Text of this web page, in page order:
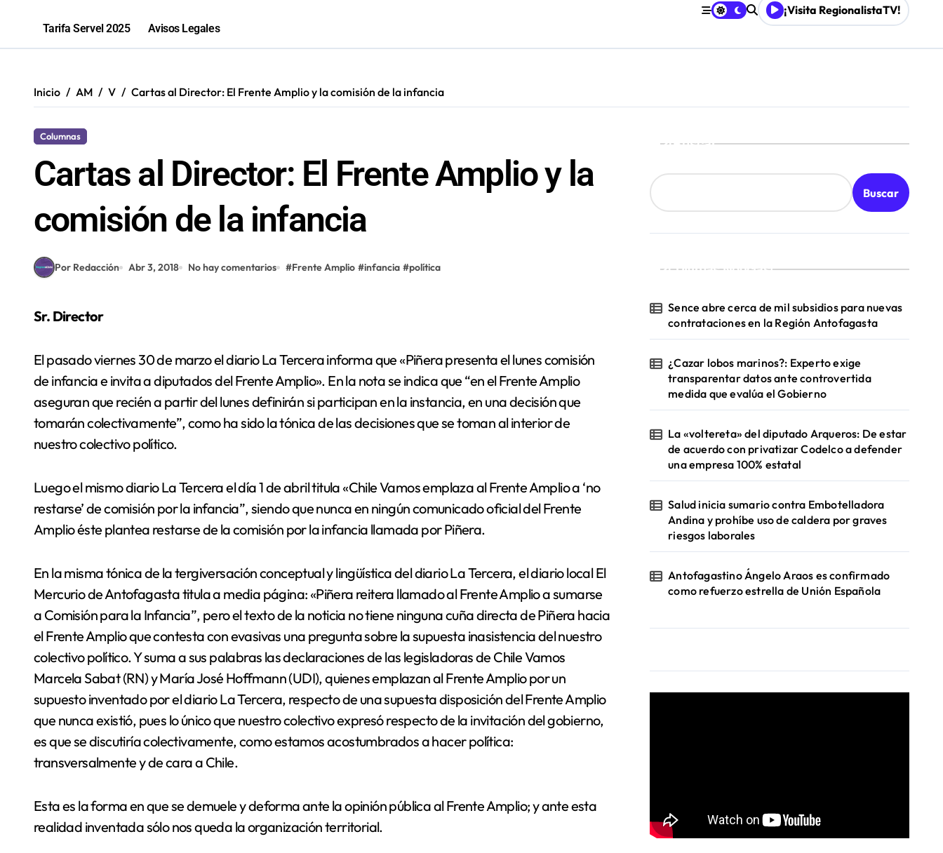
Tarifa Servel 2025 Avisos Legales
¡Visita RegionalistaTV!
Inicio AM V Cartas al Director: El Frente Amplio y la comisión de la infancia
Columnas
Cartas al Director: El Frente Amplio y la
comisión de la infancia
Por Redacción Abr 3, 2018 No hay comentarios #Frente Amplio #infancia #política
Sr. Director
El pasado viernes 30 de marzo el diario La Tercera informa que «Piñera presenta el lunes comisión
de infancia e invita a diputados del Frente Amplio». En la nota se indica que “en el Frente Amplio
aseguran que recién a partir del lunes definirán si participan en la instancia, en una decisión que
tomarán colectivamente”, como ha sido la tónica de las decisiones que se toman al interior de
nuestro colectivo político.
Luego el mismo diario La Tercera el día 1 de abril titula «Chile Vamos emplaza al Frente Amplio a ‘no
restarse’ de comisión por la infancia”, siendo que nunca en ningún comunicado oficial del Frente
Amplio éste plantea restarse de la comisión por la infancia llamada por Piñera.
En la misma tónica de la tergiversación conceptual y lingüística del diario La Tercera, el diario local El
Mercurio de Antofagasta titula a media página: «Piñera reitera llamado al Frente Amplio a sumarse
a Comisión para la Infancia”, pero el texto de la noticia no tiene ninguna cuña directa de Piñera hacia
el Frente Amplio que contesta con evasivas una pregunta sobre la supuesta inasistencia del nuestro
colectivo político. Y suma a sus palabras las declaraciones de las legisladoras de Chile Vamos
Marcela Sabat (RN) y María José Hoffmann (UDI), quienes emplazan al Frente Amplio por un
supuesto inventado por el diario La Tercera, respecto de una supuesta disposición del Frente Amplio
que nunca existió, pues lo único que nuestro colectivo expresó respecto de la invitación del gobierno,
es que se discutiría colectivamente, como estamos acostumbrados a hacer política:
transversalmente y de cara a Chile.
Esta es la forma en que se demuele y deforma ante la opinión pública al Frente Amplio; y ante esta
realidad inventada sólo nos queda la organización territorial.
Buscar
Buscar
¡Ultimas Noticias!
Sence abre cerca de mil subsidios para nuevas
contrataciones en la Región Antofagasta
¿Cazar lobos marinos?: Experto exige
transparentar datos ante controvertida
medida que evalúa el Gobierno
La «voltereta» del diputado Arqueros: De estar
de acuerdo con privatizar Codelco a defender
una empresa 100% estatal
Salud inicia sumario contra Embotelladora
Andina y prohíbe uso de caldera por graves
riesgos laborales
Antofagastino Ángelo Araos es confirmado
como refuerzo estrella de Unión Española